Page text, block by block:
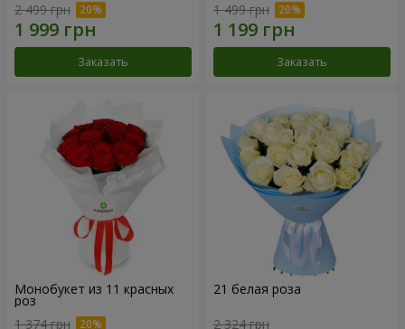
2 499 грн
Заказать
1 499 грн
Заказать
Монобукет из 11 красных
роз
1 374 грн
21 белая роза
2 324 грн